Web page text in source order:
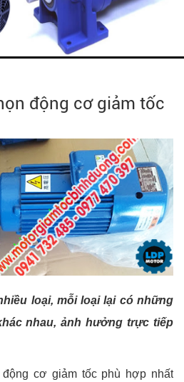
động cơ giảm tốc
loại, mỗi loại lại có những
nhau, ảnh hưởng trực tiếp
cơ giảm tốc phù hợp nhất